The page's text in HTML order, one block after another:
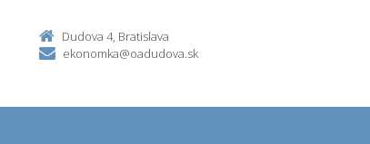
Dudova 4, Bratislava
ekonomka@oadudova.sk